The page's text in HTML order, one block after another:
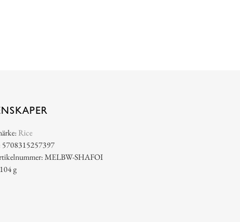
Rice
MELBW-SHAFOI
g